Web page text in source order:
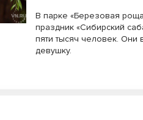
В парке «Березовая
праздник «Сибирский
пяти тысяч человек.
девушку.